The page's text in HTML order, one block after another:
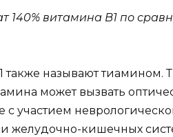
витамина B1 по
называют тиамином.
может вызвать
с участием
желудочно-кишечных